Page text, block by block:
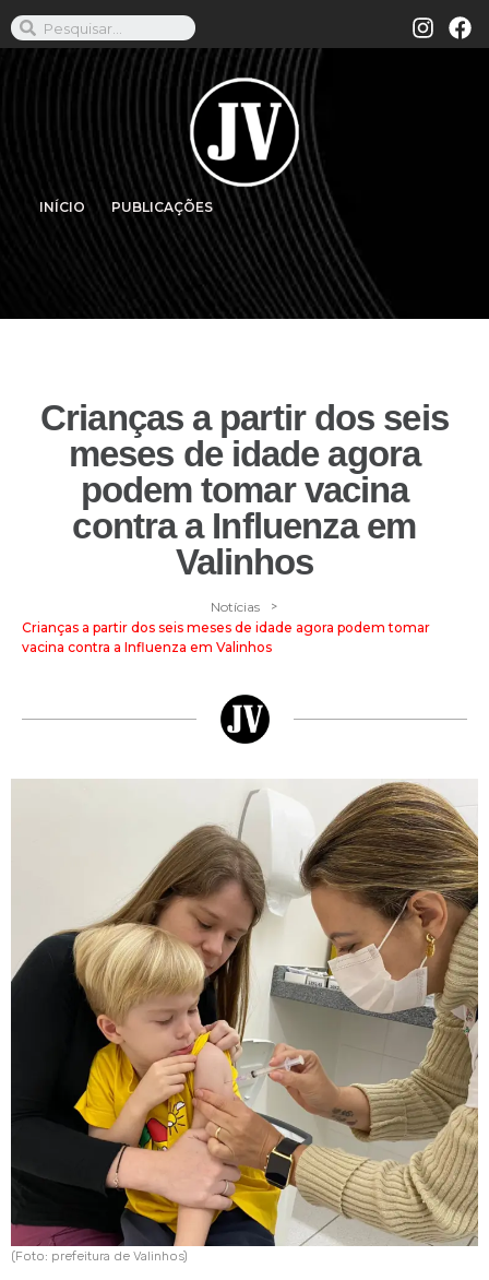
INÍCIO PUBLICAÇÕES
Crianças a partir dos seis
meses de idade agora
podem tomar vacina
contra a Influenza em
Valinhos
Notícias >
Crianças a partir dos seis meses de idade agora podem tomar
vacina contra a Influenza em Valinhos
(Foto: prefeitura de Valinhos)